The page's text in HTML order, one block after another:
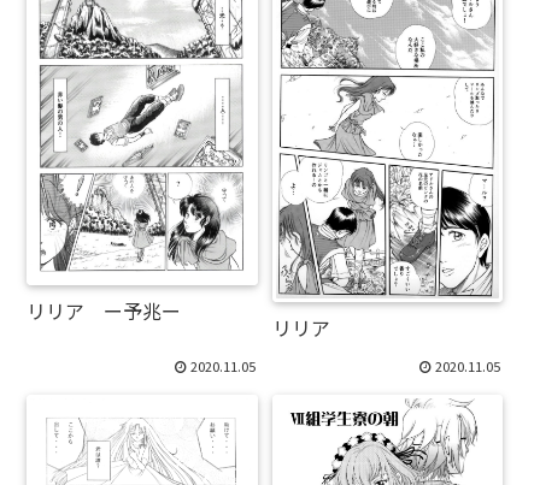
リリア ー予兆ー
2020.11.05
リリア
2020.11.05